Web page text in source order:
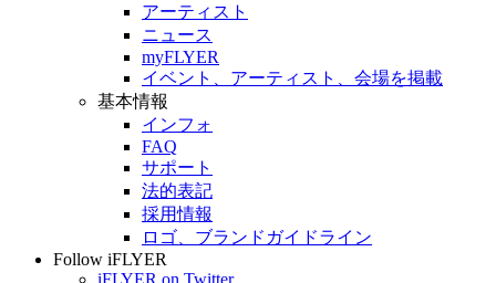
アーティスト
ニュース
myFLYER
イベント、アーティスト、会場を掲載
基本情報
インフォ
FAQ
サポート
法的表記
採用情報
ロゴ、ブランドガイドライン
Follow iFLYER
iFLYER on Twitter